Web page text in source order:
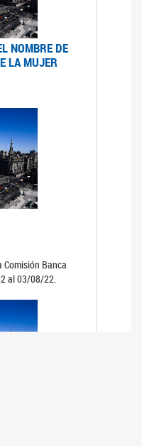
NOMBRE DE
LA MUJER
Comisión Banca
al 03/08/22.